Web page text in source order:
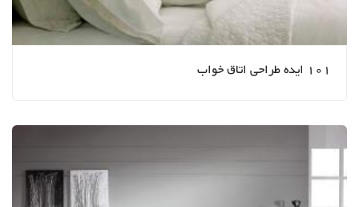
101 ایده طراحی اتاق خواب